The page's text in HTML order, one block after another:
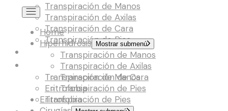
Transpiración de Manos
Transpiración de Axilas
Transpiración de Cara
Transpiración de Pies
Eritrofobia
Cirugías
Transpiración de Manos
Eritrofobia
Transpiración de Pies
Home
Hiperhidrosis
Mostrar submenú
Transpiración de Manos
Transpiración de Axilas
Transpiración de Cara
Transpiración de Pies
Eritrofobia